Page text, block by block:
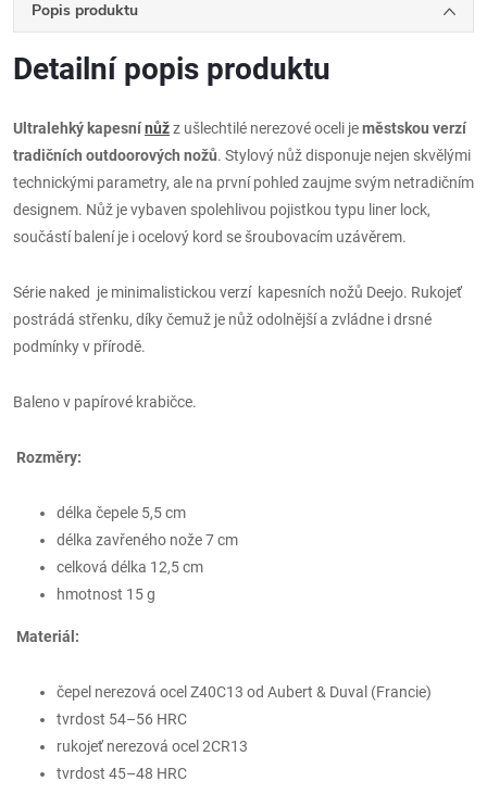
Popis produktu
Detailní popis produktu
Ultralehký kapesnínůžz ušlechtilé nerezové oceli jeměstskou verzí
tradičních outdoorových nožů. Stylový nůž disponuje nejen skvělými
technickými parametry, ale na první pohled zaujme svým netradičním
designem. Nůž je vybaven spolehlivou pojistkou typu liner lock,
součástí balení je i ocelový kord se šroubovacím uzávěrem.
Série naked je minimalistickou verzí kapesních nožů Deejo. Rukojeť
postrádá střenku, díky čemuž je nůž odolnější a zvládne i drsné
podmínky v přírodě.
Baleno v papírové krabičce.
Rozměry:
délka čepele 5,5 cm
délka zavřeného nože 7 cm
celková délka 12,5 cm
hmotnost 15 g
Materiál:
čepel nerezová ocel Z40C13 od Aubert & Duval (Francie)
tvrdost 54–56 HRC
rukojeť nerezová ocel 2CR13
tvrdost 45–48 HRC